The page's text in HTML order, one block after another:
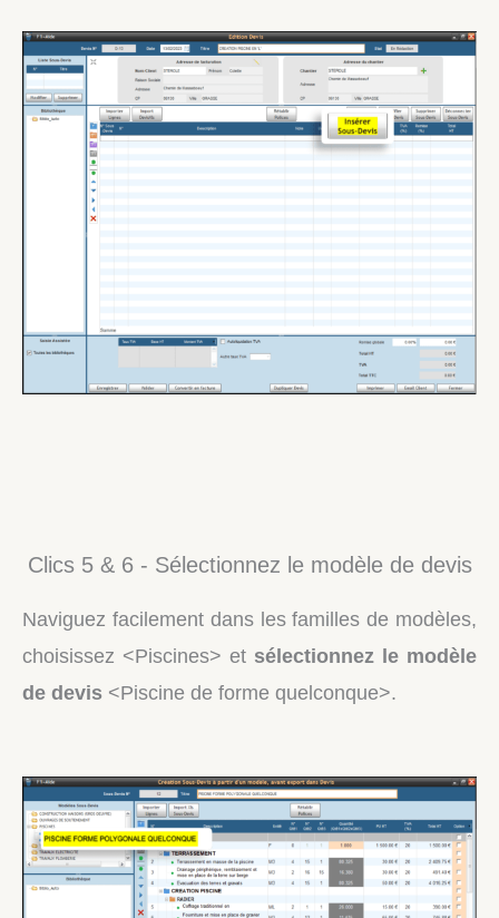
Clics 5 & 6 - Sélectionnez le modèle de devis
Naviguez facilement dans les familles de modèles,
choisissez <Piscines> et sélectionnez le modèle
de devis <Piscine de forme quelconque>.